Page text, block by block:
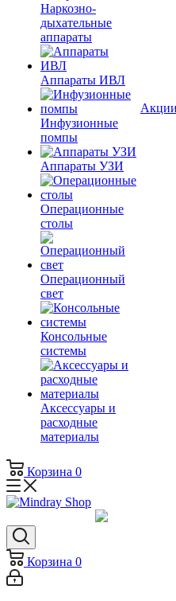
Наркозно-
дыхательные
аппараты
Аппараты ИВЛ
Инфузионные
помпы
Аппараты УЗИ
Операционные
столы
Операционный
свет
Консольные
системы
Аксессуары и
расходные
материалы
Акции
Корзина 0
Корзина 0